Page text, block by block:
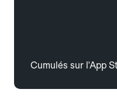
Cumulés sur l'App